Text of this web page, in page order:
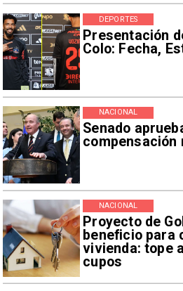
Presentación
Colo: Fecha,
DEPORTES
Senado
compensación
NACIONAL
Proyecto de
beneficio para
vivienda: tope
cupos
NACIONAL